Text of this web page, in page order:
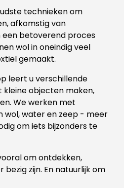
technieken om
afkomstig van
een betoverend proces
wol in oneindig veel
gemaakt.
leert u verschillende
kleine objecten maken,
We werken met
wol, water en zeep - meer
om iets bijzonders te
om ontdekken,
zijn. En natuurlijk om